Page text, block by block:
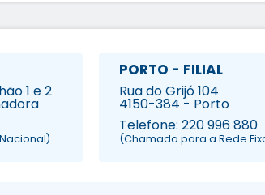
1 e 2
PORTO - FILIAL
Rua do Grijó 104
4150-384 - Porto
Telefone: 220 996 880
(Chamada para a Rede